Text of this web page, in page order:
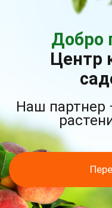
Добро
Центр
Наш партнер